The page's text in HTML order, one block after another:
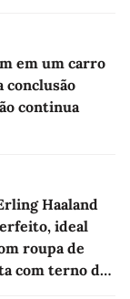
em um carro
conclusão
continua
Haaland
ideal
roupa de
com terno de